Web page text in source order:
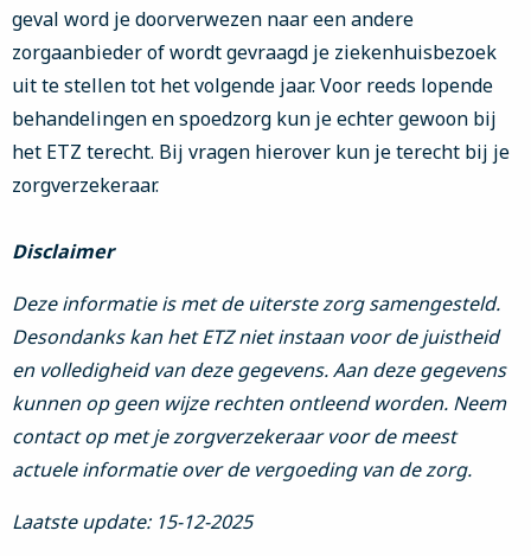
geval word je doorverwezen naar een andere
zorgaanbieder of wordt gevraagd je ziekenhuisbezoek
uit te stellen tot het volgende jaar. Voor reeds lopende
behandelingen en spoedzorg kun je echter gewoon bij
het ETZ terecht. Bij vragen hierover kun je terecht bij je
zorgverzekeraar.
Disclaimer
Deze informatie is met de uiterste zorg samengesteld.
Desondanks kan het ETZ niet instaan voor de juistheid
en volledigheid van deze gegevens. Aan deze gegevens
kunnen op geen wijze rechten ontleend worden. Neem
contact op met je zorgverzekeraar voor de meest
actuele informatie over de vergoeding van de zorg.
Laatste update: 15-12-2025